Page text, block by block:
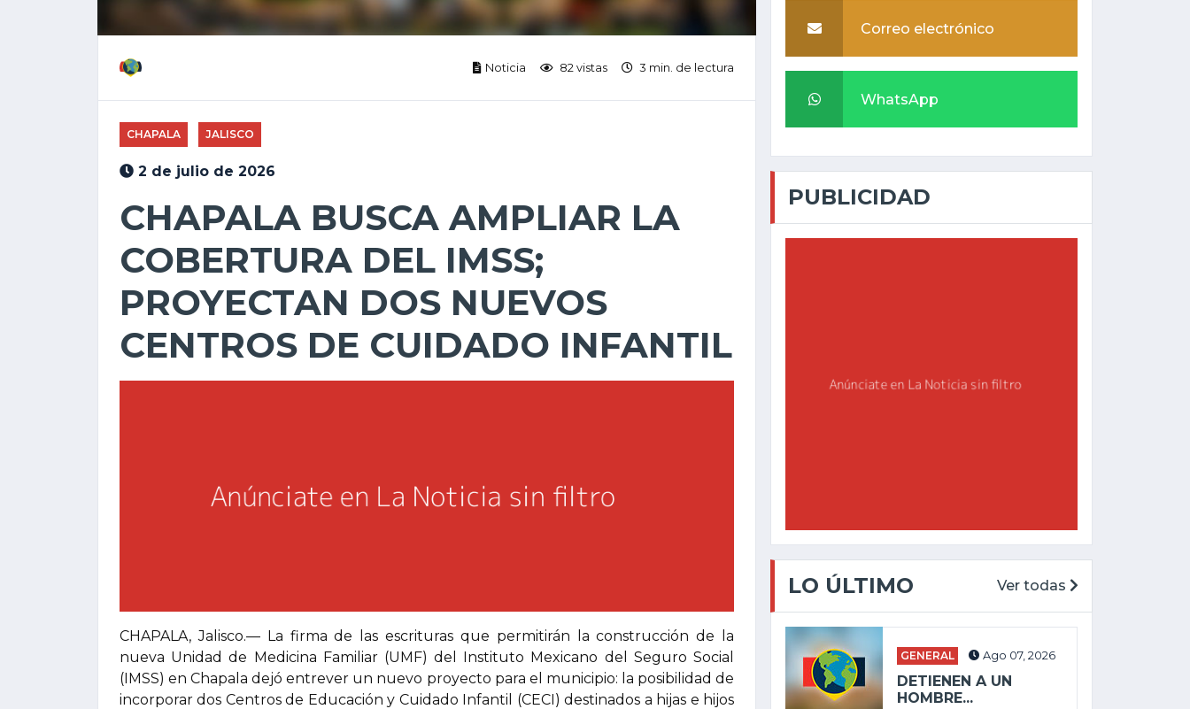
Noticia 82 vistas 3 min. de lectura
CHAPALA JALISCO
2 de julio de 2026
CHAPALA BUSCA AMPLIAR LA
COBERTURA DEL IMSS;
PROYECTAN DOS NUEVOS
CENTROS DE CUIDADO INFANTIL
CHAPALA, Jalisco.— La firma de las escrituras que permitirán la construcción de la
nueva Unidad de Medicina Familiar (UMF) del Instituto Mexicano del Seguro Social
(IMSS) en Chapala dejó entrever un nuevo proyecto para el municipio: la posibilidad de
incorporar dos Centros de Educación y Cuidado Infantil (CECI) destinados a hijas e hijos
Correo electrónico
WhatsApp
PUBLICIDAD
LO ÚLTIMO Ver todas
GENERAL Ago 07, 2026
DETIENEN A UN
HOMBRE...